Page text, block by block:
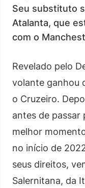
Seu substituto
Atalanta, que
com o
Revelado pelo
volante ganhou
o Cruzeiro.
antes de passar
melhor
no início de
seus direitos,
Salernitana, da